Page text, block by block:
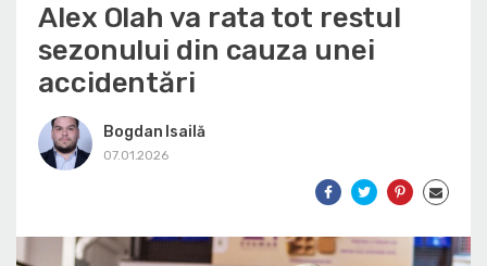
Alex Olah va rata tot restul
sezonului din cauza unei
accidentări
Bogdan Isailă
07.01.2026